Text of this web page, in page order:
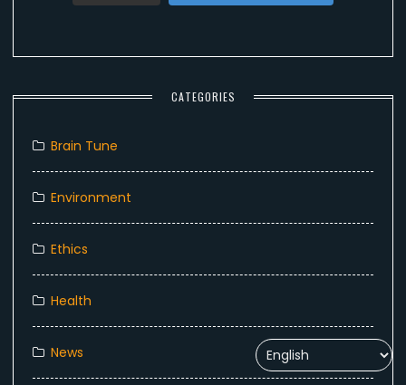
CATEGORIES
Brain Tune
Environment
Ethics
Health
News